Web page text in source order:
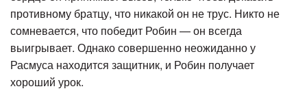
противному братцу, что никакой он не трус. Никто не
сомневается, что победит Робин — он всегда
выигрывает. Однако совершенно неожиданно у
Расмуса находится защитник, и Робин получает
хороший урок.